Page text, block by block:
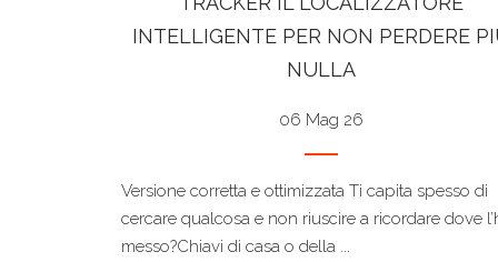
INTELLIGENTE PER NON PERDERE
NULLA
06 Mag 26
Versione corretta e ottimizzata Ti capita spesso di
cercare qualcosa e non riuscire a ricordare dove
messo?Chiavi di casa o della ...